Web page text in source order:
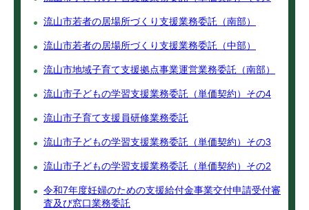
流山市若者の居場所づくり支援業務委託（南部）
流山市若者の居場所づくり支援業務委託（中部）
流山市地域子育て支援拠点事業運営業務委託（南部）
流山市子どもの学習支援業務委託（単価契約）その4
流山市子育て支援員研修業務委託
流山市子どもの学習支援業務委託（単価契約）その3
流山市子どもの学習支援業務委託（単価契約）その2
令和7年度妊婦のための支援給付金事業交付申請受付審
査及び窓口業務委託